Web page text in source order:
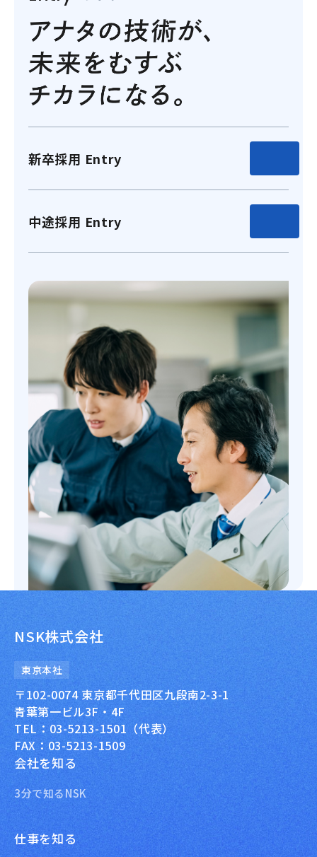
新卒採用 Entry
中途採用 Entry
NSK株式会社
東京本社
〒102-0074 東京都千代田区九段南2-3-1
青葉第一ビル3F・4F
TEL：03-5213-1501（代表）
FAX：03-5213-1509
会社を知る
3分で知るNSK
仕事を知る